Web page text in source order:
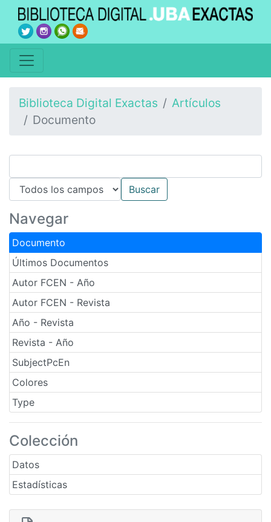
Biblioteca Digital Exactas
Artículos
Documento
Navegar
Documento
Últimos Documentos
Autor FCEN - Año
Autor FCEN - Revista
Año - Revista
Revista - Año
SubjectPcEn
Colores
Type
Colección
Datos
Estadísticas